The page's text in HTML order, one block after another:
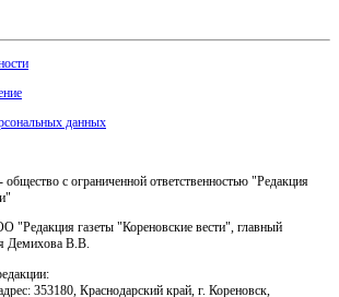
данных
- общество с ограниченной ответственностью "Редакция
"Редакция газеты "Кореновские вести", главный
Демихова В.В.
353180, Краснодарский край, г. Кореновск,